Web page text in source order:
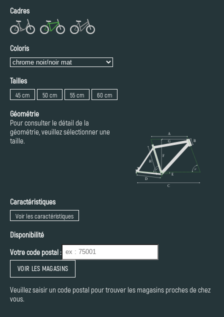
Cadres
Coloris
Tailles
45 cm 50 cm 55 cm 60 cm
Géométrie
Pour consulter le détail de la
géométrie, veuillez sélectionner une
taille.
Caractéristiques
Voir les caractéristiques
Disponibilité
Votre code postal :
VOIR LES MAGASINS
Veuillez saisir un code postal pour trouver les magasins proches de chez
vous.